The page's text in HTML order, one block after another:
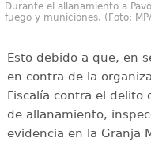
Durante el allanamiento a
fuego y municiones. (Foto:
Esto debido a que, en
en contra de la
Fiscalía contra el delito
de allanamiento,
evidencia en la Granja